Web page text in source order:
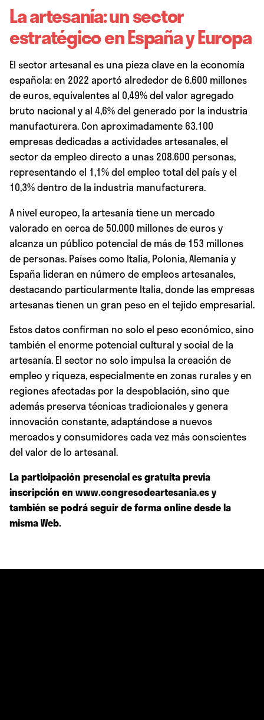
La artesanía: un sector
estratégico en España y Europa
El sector artesanal es una pieza clave en la economía
española: en 2022 aportó alrededor de 6.600 millones
de euros, equivalentes al 0,49% del valor agregado
bruto nacional y al 4,6% del generado por la industria
manufacturera. Con aproximadamente 63.100
empresas dedicadas a actividades artesanales, el
sector da empleo directo a unas 208.600 personas,
representando el 1,1% del empleo total del país y el
10,3% dentro de la industria manufacturera.
A nivel europeo, la artesanía tiene un mercado
valorado en cerca de 50.000 millones de euros y
alcanza un público potencial de más de 153 millones
de personas. Países como Italia, Polonia, Alemania y
España lideran en número de empleos artesanales,
destacando particularmente Italia, donde las empresas
artesanas tienen un gran peso en el tejido empresarial.
Estos datos confirman no solo el peso económico, sino
también el enorme potencial cultural y social de la
artesanía. El sector no solo impulsa la creación de
empleo y riqueza, especialmente en zonas rurales y en
regiones afectadas por la despoblación, sino que
además preserva técnicas tradicionales y genera
innovación constante, adaptándose a nuevos
mercados y consumidores cada vez más conscientes
del valor de lo artesanal.
La participación presencial es gratuita previa
inscripción en www.congresodeartesania.esy
también se podrá seguir de forma online desde la
misma Web.